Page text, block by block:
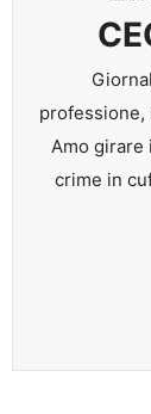
professione,
Amo girare
crime in